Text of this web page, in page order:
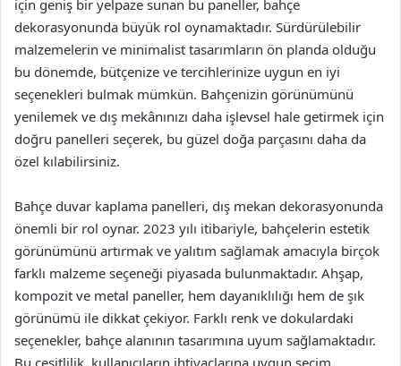
için geniş bir yelpaze sunan bu paneller, bahçe
dekorasyonunda büyük rol oynamaktadır. Sürdürülebilir
malzemelerin ve minimalist tasarımların ön planda olduğu
bu dönemde, bütçenize ve tercihlerinize uygun en iyi
seçenekleri bulmak mümkün. Bahçenizin görünümünü
yenilemek ve dış mekânınızı daha işlevsel hale getirmek için
doğru panelleri seçerek, bu güzel doğa parçasını daha da
özel kılabilirsiniz.
Bahçe duvar kaplama panelleri, dış mekan dekorasyonunda
önemli bir rol oynar. 2023 yılı itibariyle, bahçelerin estetik
görünümünü artırmak ve yalıtım sağlamak amacıyla birçok
farklı malzeme seçeneği piyasada bulunmaktadır. Ahşap,
kompozit ve metal paneller, hem dayanıklılığı hem de şık
görünümü ile dikkat çekiyor. Farklı renk ve dokulardaki
seçenekler, bahçe alanının tasarımına uyum sağlamaktadır.
Bu çeşitlilik, kullanıcıların ihtiyaçlarına uygun seçim